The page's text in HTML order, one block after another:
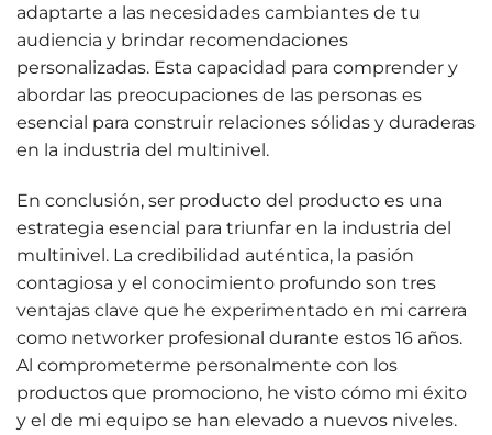
adaptarte a las necesidades cambiantes de tu
audiencia y brindar recomendaciones
personalizadas. Esta capacidad para comprender y
abordar las preocupaciones de las personas es
esencial para construir relaciones sólidas y duraderas
en la industria del multinivel.
En conclusión, ser producto del producto es una
estrategia esencial para triunfar en la industria del
multinivel. La credibilidad auténtica, la pasión
contagiosa y el conocimiento profundo son tres
ventajas clave que he experimentado en mi carrera
como networker profesional durante estos 16 años.
Al comprometerme personalmente con los
productos que promociono, he visto cómo mi éxito
y el de mi equipo se han elevado a nuevos niveles.